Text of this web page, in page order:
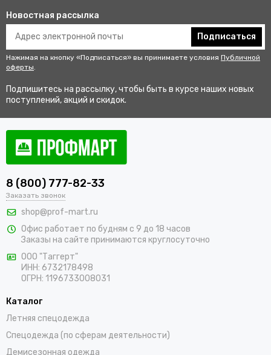
Новостная рассылка
Подписаться
Нажимая на кнопку «Подписаться» вы принимаете условия Публичной
оферты.
Подпишитесь на рассылку, чтобы быть в курсе наших новых
поступлений, акций и скидок.
8 (800) 777-82-33
Заказать звонок
shop@prof-mart.ru
Офис работает по будням с 9 до 18 часов
Заказы на сайте принимаются круглосуточно
ООО "Таггерт"
ИНН: 6732178498
ОГРН: 1196733008031
Каталог
Летняя спецодежда
Спецодежда (по сферам деятельности)
Демисезонная одежда